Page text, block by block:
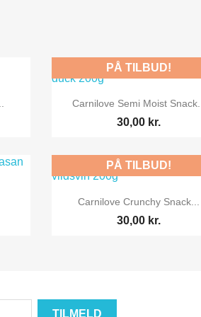
 Vis her
Carnilove Semi Moist Snack...
30,00 kr.
PÅ TILBUD!
 Vis her
Carnilove Crunchy Snack...
30,00 kr.
PÅ TILBUD!